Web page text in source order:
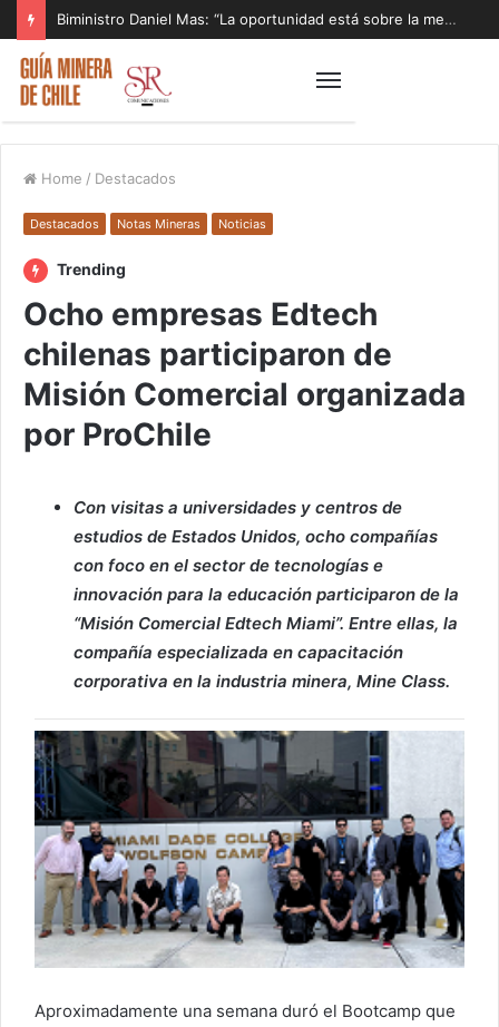
Biministro Daniel Mas: “La oportunidad está sobre la mesa y tenemos que aprovecharla”
Home / Destacados
Destacados Notas Mineras Noticias
Trending
Ocho empresas Edtech
chilenas participaron de
Misión Comercial organizada
por ProChile
Con visitas a universidades y centros de
estudios de Estados Unidos, ocho compañías
con foco en el sector de tecnologías e
innovación para la educación participaron de la
“Misión Comercial Edtech Miami”. Entre ellas, la
compañía especializada en capacitación
corporativa en la industria minera, Mine Class.
Aproximadamente una semana duró el Bootcamp que